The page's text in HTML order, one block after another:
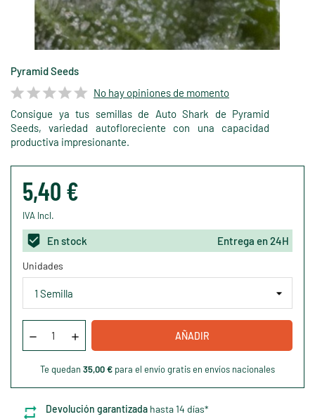
Pyramid Seeds
No hay opiniones de momento
Consigue ya tus semillas de Auto Shark de Pyramid
Seeds, variedad autofloreciente con una capacidad
productiva impresionante.
5,40 €
IVA Incl.
En stock Entrega en 24H
Unidades
AÑADIR
Te quedan 35,00 € para el envío gratis en envíos nacionales
Devolución garantizada hasta 14 días*